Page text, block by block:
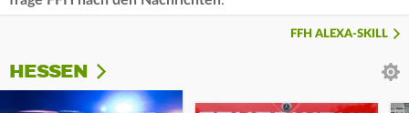
FFH ALEXA-SKILL
HESSEN